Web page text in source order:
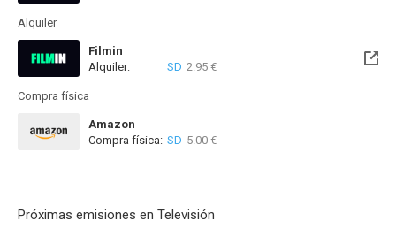
Alquiler
Filmin
Disponible hasta el Vie, 27 Nov 2026 (Quedan 3 meses)
Alquiler: SD 2.95 €
Compra física
Amazon
Compra física: SD 5.00 €
Próximas emisiones en Televisión